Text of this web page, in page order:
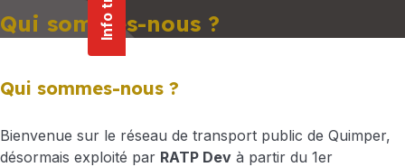
Qui sommes-nous ?
Qui sommes-nous ?
Bienvenue sur le réseau de transport public de Quimper,
désormais exploité par RATP Dev à partir du 1er